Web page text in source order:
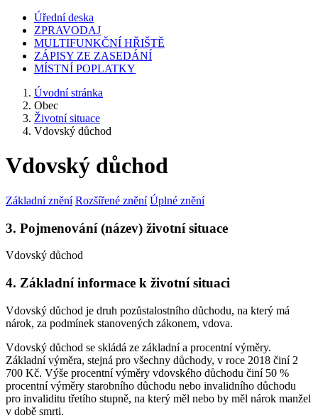
Úřední deska
ZPRAVODAJ
MULTIFUNKČNÍ HŘIŠTĚ
ZÁPISY ZE ZASEDÁNÍ
MÍSTNÍ POPLATKY
Úvodní stránka
Obec
Životní situace
Vdovský důchod
Vdovský důchod
Základní znění Rozšířené znění Úplné znění
3. Pojmenování (název) životní situace
Vdovský důchod
4. Základní informace k životní situaci
Vdovský důchod je druh pozůstalostního důchodu, na který má
nárok, za podmínek stanovených zákonem, vdova.
Vdovský důchod se skládá ze základní a procentní výměry.
Základní výměra, stejná pro všechny důchody, v roce 2018 činí 2
700 Kč. Výše procentní výměry vdovského důchodu činí 50 %
procentní výměry starobního důchodu nebo invalidního důchodu
pro invaliditu třetího stupně, na který měl nebo by měl nárok manžel
v době smrti.